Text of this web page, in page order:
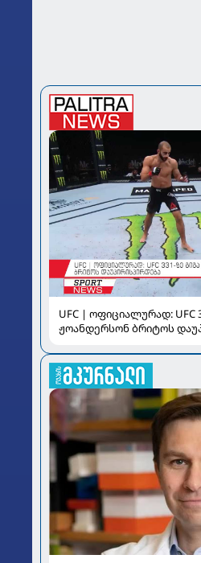
UFC | ოფიციალურად: UFC
ჟოანდერსონ ბრიტოს